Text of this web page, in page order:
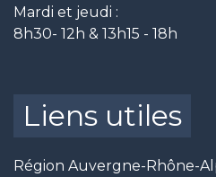
Mardi et jeudi :
8h30- 12h & 13h15 - 18h
Liens utiles
Région Auvergne-Rhône-